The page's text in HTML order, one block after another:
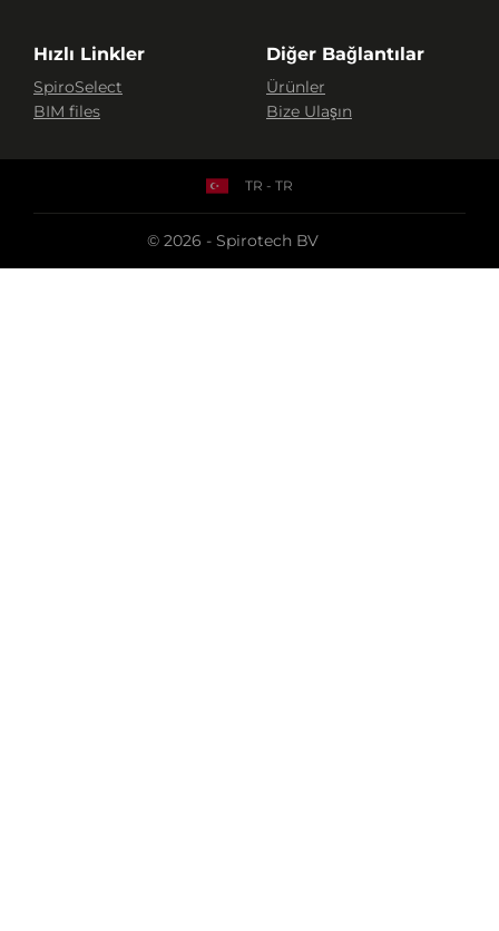
Hızlı Linkler
SpiroSelect
BIM files
Diğer Bağlantılar
Ürünler
Bize Ulaşın
© 2026 - Spirotech BV
TR - TR